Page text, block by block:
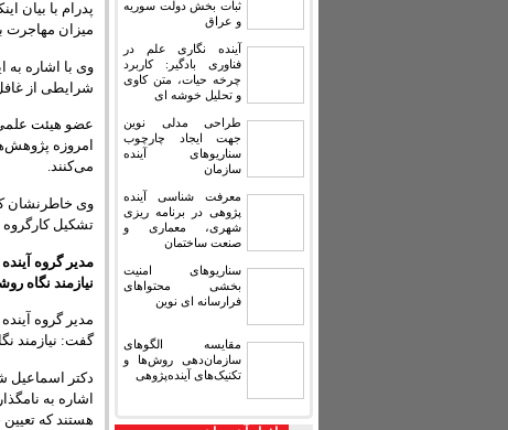
ثبات بخش دولت سوریه
و عراق
آینده نگاری علم در
فناوری بادگیر: کاربرد
چرخه حیات، متن کاوی
و تحلیل خوشه ای
طراحی مدلی نوین
جهت ایجاد چارچوب
سناریوهای آینده
سازمان
معرفت شناسی آینده
پژوهی در برنامه ریزی
شهری، معماری و
صنعت ساختمان
سناریوهای امنیت
بخشی محتواهای
فرارسانه ای نوین
مقایسه‏ الگوهای
سازمان‌دهی روش‌ها و
تکنیک‌های آینده‌پژوهی
پدرام با بیان
میزان مهاجرت
وی با اشاره به
شرایطی از
امروزه
می‌کنند.
وی خاطرنشان
تشکیل کارگروه
مدیر گروه
نیازمند نگاه
مدیر گروه
گفت: نیازمند
دکتر اسماعیل
اشاره به
هستند که تعیین